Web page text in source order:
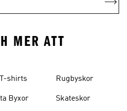
MER ATT
shirts
Byxor
Rugbyskor
Skateskor